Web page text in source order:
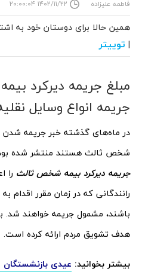
فاطمه علیزاده ۱۴۰۲/۱۱/۲۲ ۲۰:۰۰:۰۴
همین حالا برای دوستان خود به
| توییتر
مبلغ جریمه دیرکرد
جریمه انواع وسایل
در ماه‌های گذشته خبر جریمه شدن
شخص ثالث هستند منتشر شده
جریمه دیرکرد بیمه شخص ثالث را
رانندگانی که در زمان مقرر
باشند، مشمول جریمه خواهند شد.
هدف تشویق مردم ارائه کرده است.
بیشتر بخوانید: عیدی بازنشستگان